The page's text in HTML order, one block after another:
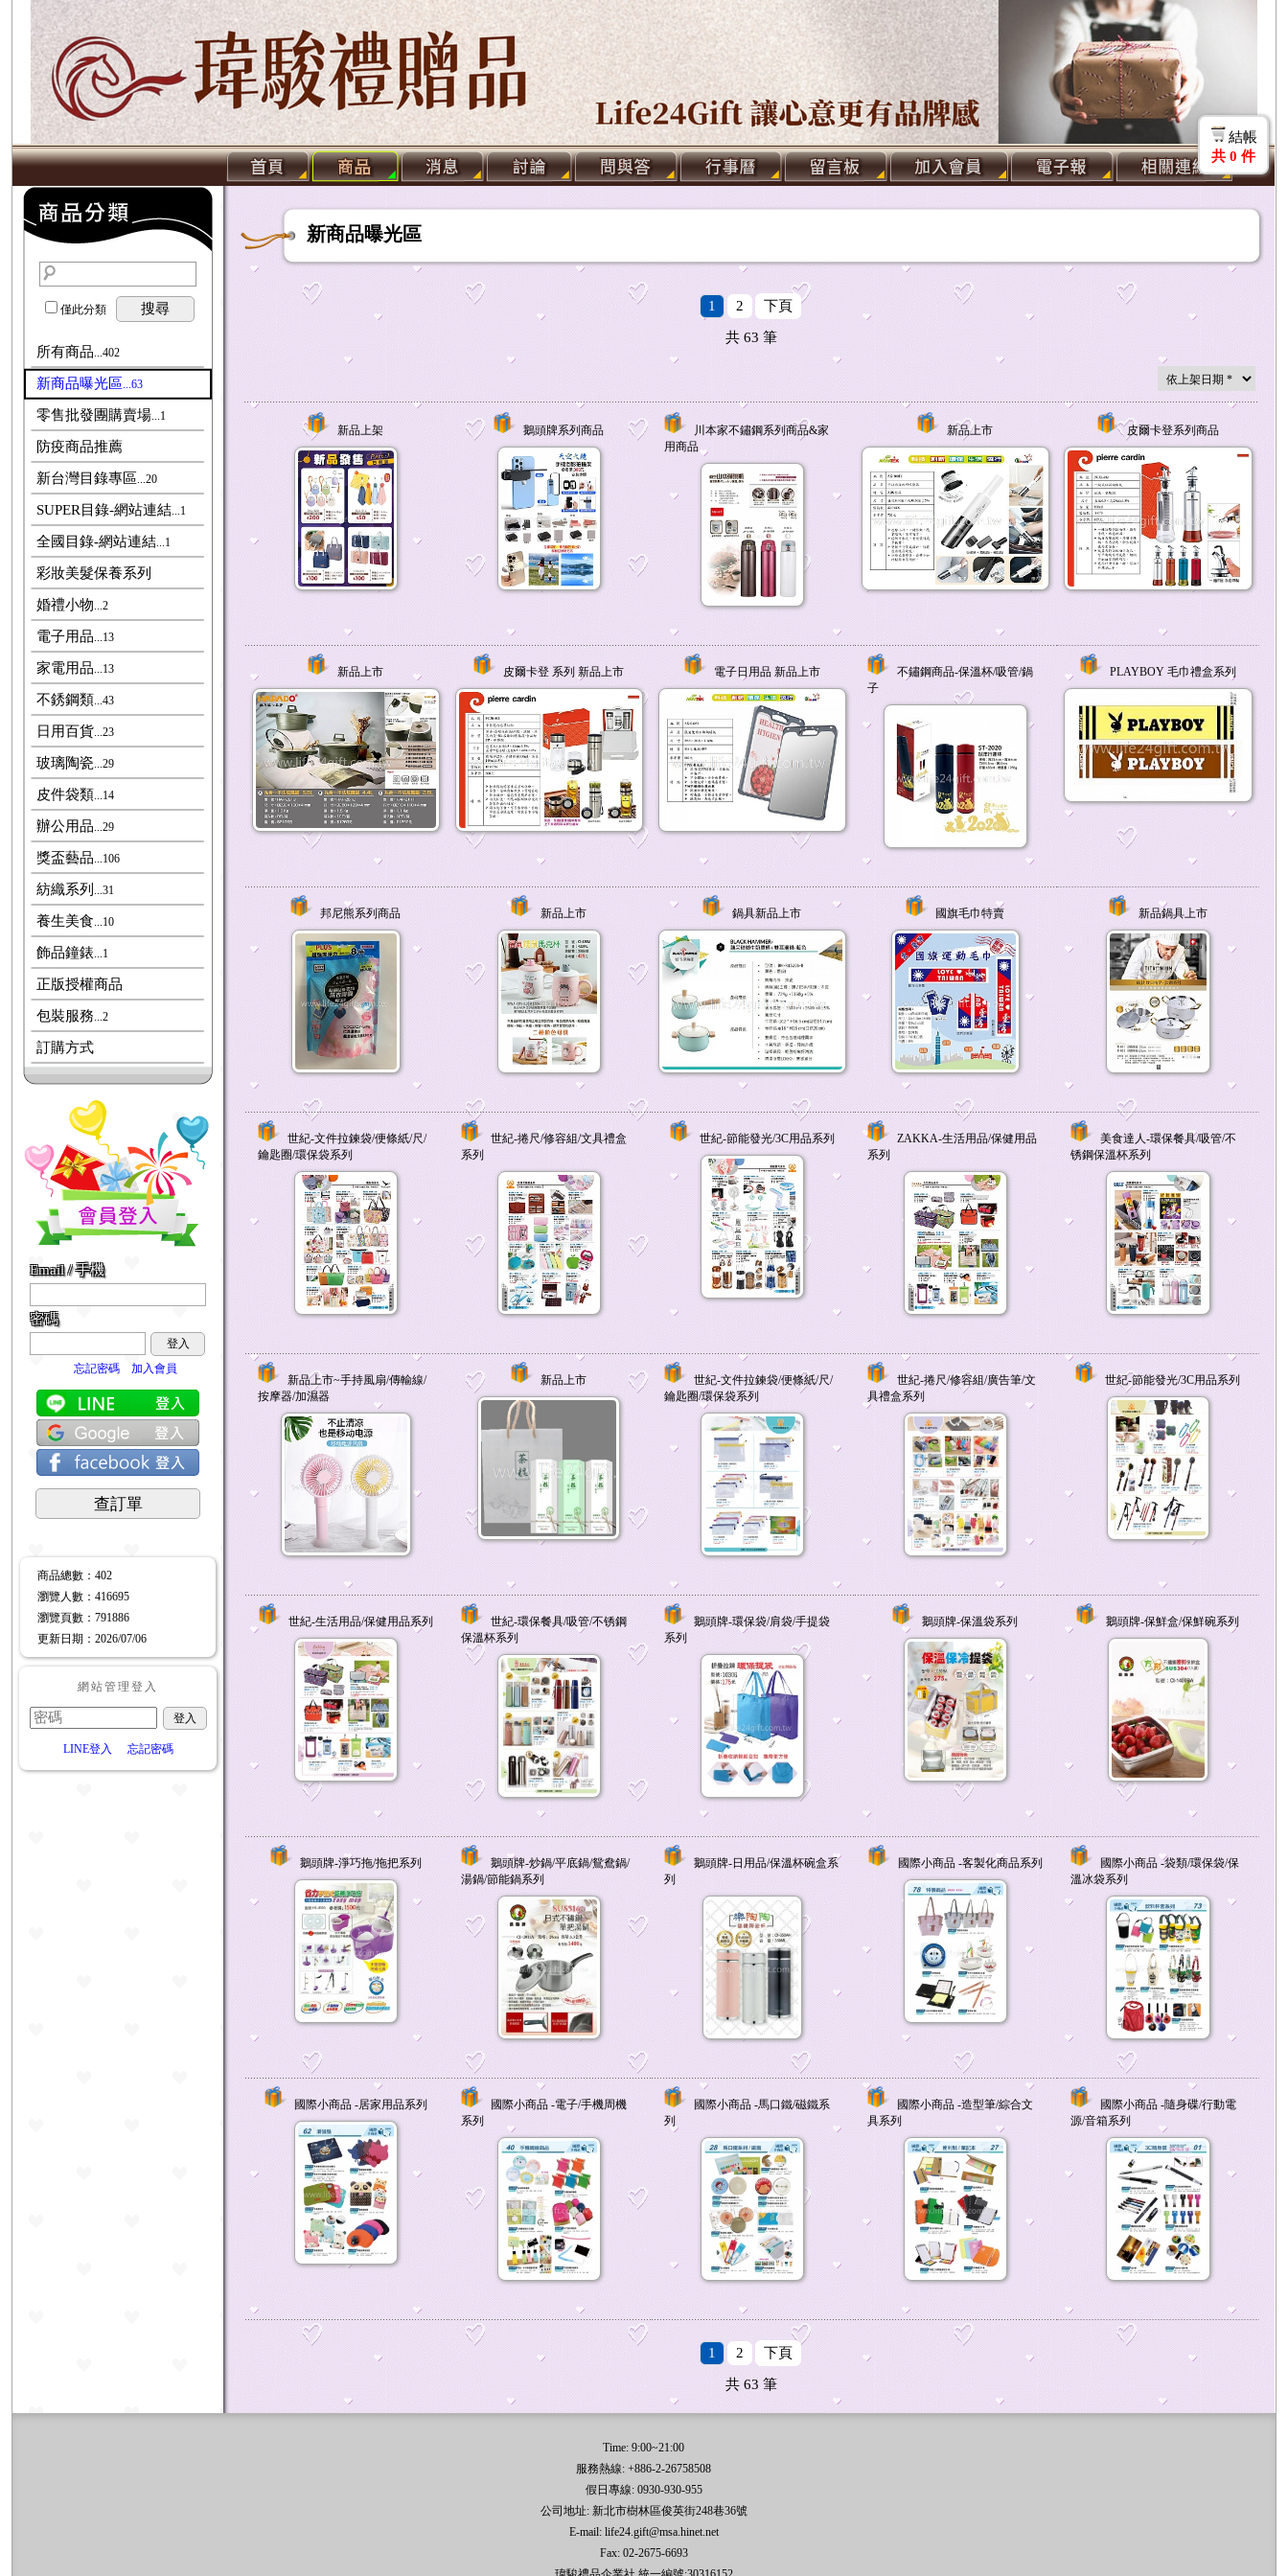
結帳
共 0 件
僅此分類 搜尋
所有商品...402
新商品曝光區...63
零售批發團購賣場...1
防疫商品推薦
新台灣目錄專區...20
SUPER目錄-網站連結...1
全國目錄-網站連結...1
彩妝美髮保養系列
婚禮小物...2
電子用品...13
家電用品...13
不銹鋼類...43
日用百貨...23
玻璃陶瓷...29
皮件袋類...14
辦公用品...29
獎盃藝品...106
紡織系列 ...31
養生美食...10
飾品鐘錶...1
正版授權商品
包裝服務...2
訂購方式
Email / 手機
密碼
登入
忘記密碼
加入會員
查訂單
商品總數 ：402
瀏覽人數 ：416695
瀏覽頁數 ：791886
更新日期 ：2026/07/06
網站管理登入
LINE登入 忘記密碼
新商品曝光區
1 2 下頁
共 63筆
新品上架 鵝頭牌系列商品
川本家不鏽鋼系列商品&家
用商品
新品上市 皮爾卡登系列商品
新品上市 皮爾卡登 系列 新品上市 電子日用品 新品上市
不鏽鋼商品-保溫杯/吸管/鍋
子
PLAYBOY 毛巾禮盒系列
邦尼熊系列商品 新品上市 鍋具新品上市 國旗毛巾特賣 新品鍋具上市
世紀-文件拉鍊袋/便條紙/尺/
鑰匙圈/環保袋系列
世紀-捲尺/修容組/文具禮盒
系列
世紀-節能發光/3C用品系列
ZAKKA-生活用品/保健用品
系列
美食達人-環保餐具/吸管/不
锈鋼保溫杯系列
新品上市~手持風扇/傳輸線/
按摩器/加濕器
新品上市
世紀-文件拉鍊袋/便條紙/尺/
鑰匙圈/環保袋系列
世紀-捲尺/修容組/廣告筆/文
具禮盒系列
世紀-節能發光/3C用品系列
世紀-生活用品/保健用品系列
世紀-環保餐具/吸管/不锈鋼
保溫杯系列
鵝頭牌-環保袋/肩袋/手提袋
系列
鵝頭牌-保溫袋系列 鵝頭牌-保鮮盒/保鮮碗系列
鵝頭牌-淨巧拖/拖把系列
鵝頭牌-炒鍋/平底鍋/鴛鴦鍋/
湯鍋/節能鍋系列
鵝頭牌-日用品/保溫杯碗盒系
列
國際小商品 -客製化商品系列
國際小商品 -袋類/環保袋/保
溫冰袋系列
國際小商品 -居家用品系列
國際小商品 -電子/手機周機
系列
國際小商品 -馬口鐵/磁鐵系
列
國際小商品 -造型筆/綜合文
具系列
國際小商品 -隨身碟/行動電
源/音箱系列
1 2 下頁
共 63筆
Time: 9:00~21:00
服務熱線: +886-2-26758508
假日專線: 0930-930-955
公司地址: 新北市樹林區俊英街248巷36號
E-mail: life24.gift@msa.hinet.net
Fax: 02-2675-6693